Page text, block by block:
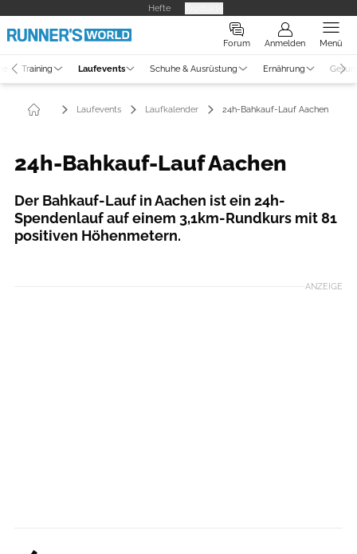
Hefte
Forum Anmelden Menü
Training Laufevents Schuhe & Ausrüstung Ernährung
Laufevents Laufkalender 24h-Bahkauf-Lauf Aachen
24h-Bahkauf-Lauf Aachen
Der Bahkauf-Lauf in Aachen ist ein 24h-
Spendenlauf auf einem 3,1km-Rundkurs mit 81
positiven Höhenmetern.
ANZEIGE